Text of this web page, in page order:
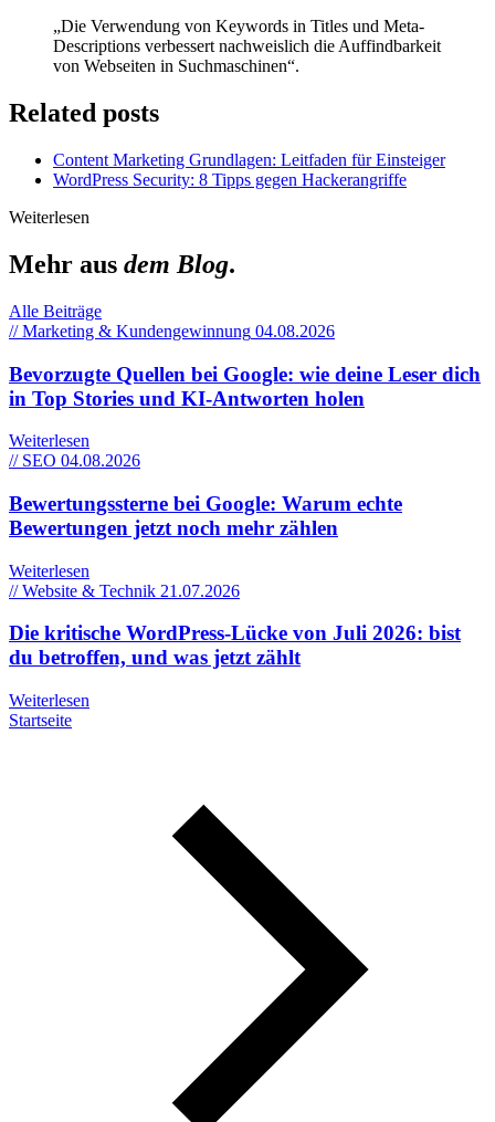
„Die Verwendung von Keywords in Titles und Meta-
Descriptions verbessert nachweislich die Auffindbarkeit
von Webseiten in Suchmaschinen“.
Related posts
Content Marketing Grundlagen: Leitfaden für Einsteiger
WordPress Security: 8 Tipps gegen Hackerangriffe
Weiterlesen
Mehr aus dem Blog.
Alle Beiträge
// Marketing & Kundengewinnung 04.08.2026
Bevorzugte Quellen bei Google: wie deine Leser dich
in Top Stories und KI-Antworten holen
Weiterlesen
// SEO 04.08.2026
Bewertungssterne bei Google: Warum echte
Bewertungen jetzt noch mehr zählen
Weiterlesen
// Website & Technik 21.07.2026
Die kritische WordPress-Lücke von Juli 2026: bist
du betroffen, und was jetzt zählt
Weiterlesen
Startseite